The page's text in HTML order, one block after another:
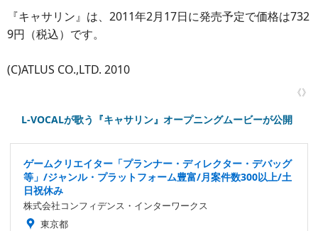
『キャサリン』は、2011年2月17日に発売予定で価格は732
9円（税込）です。
(C)ATLUS CO.,LTD. 2010
《》
L-VOCALが歌う『キャサリン』オープニングムービーが公開
ゲームクリエイター「プランナー・ディレクター・デバッグ
等」/ジャンル・プラットフォーム豊富/月案件数300以上/土
日祝休み
株式会社コンフィデンス・インターワークス
東京都